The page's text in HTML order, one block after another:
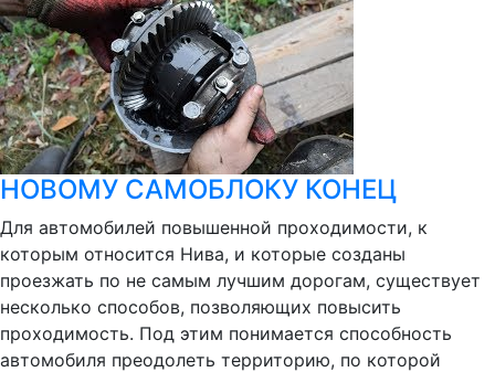
НОВОМУ САМОБЛОКУ КОНЕЦ
Для автомобилей повышенной проходимости, к
которым относится Нива, и которые созданы
проезжать по не самым лучшим дорогам, существует
несколько способов, позволяющих повысить
проходимость. Под этим понимается способность
автомобиля преодолеть территорию, по которой